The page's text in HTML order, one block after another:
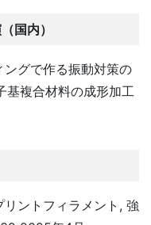
国内）
グで作る振動対策の
基複合材料の成形加工
ントフィラメント, 強